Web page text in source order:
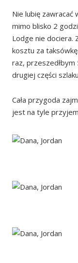
Nie lubię zawracać
mimo blisko 2
Lodge nie dociera.
kosztu za
raz, przeszedłbym
drugiej części
Cała przygoda
jest na tyle